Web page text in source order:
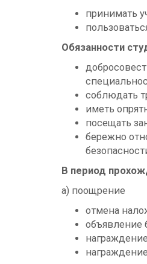
принимать
Обязанности
соблюдать
иметь
посещать
бережно
В период
a) поощрение
отмена
объявление